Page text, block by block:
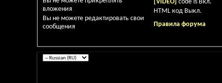
вложения
Вы не можете редактировать свои
сообщения
[VIDEO] code is Вкл.
HTML код Выкл.
Правила форума